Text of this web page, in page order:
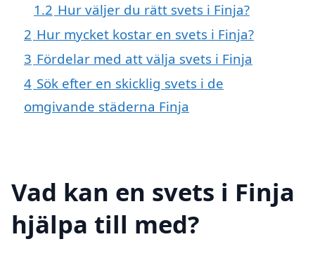
1.2 Hur väljer du rätt svets i Finja?
2 Hur mycket kostar en svets i Finja?
3 Fördelar med att välja svets i Finja
4 Sök efter en skicklig svets i de
omgivande städerna Finja
Vad kan en svets i Finja
hjälpa till med?